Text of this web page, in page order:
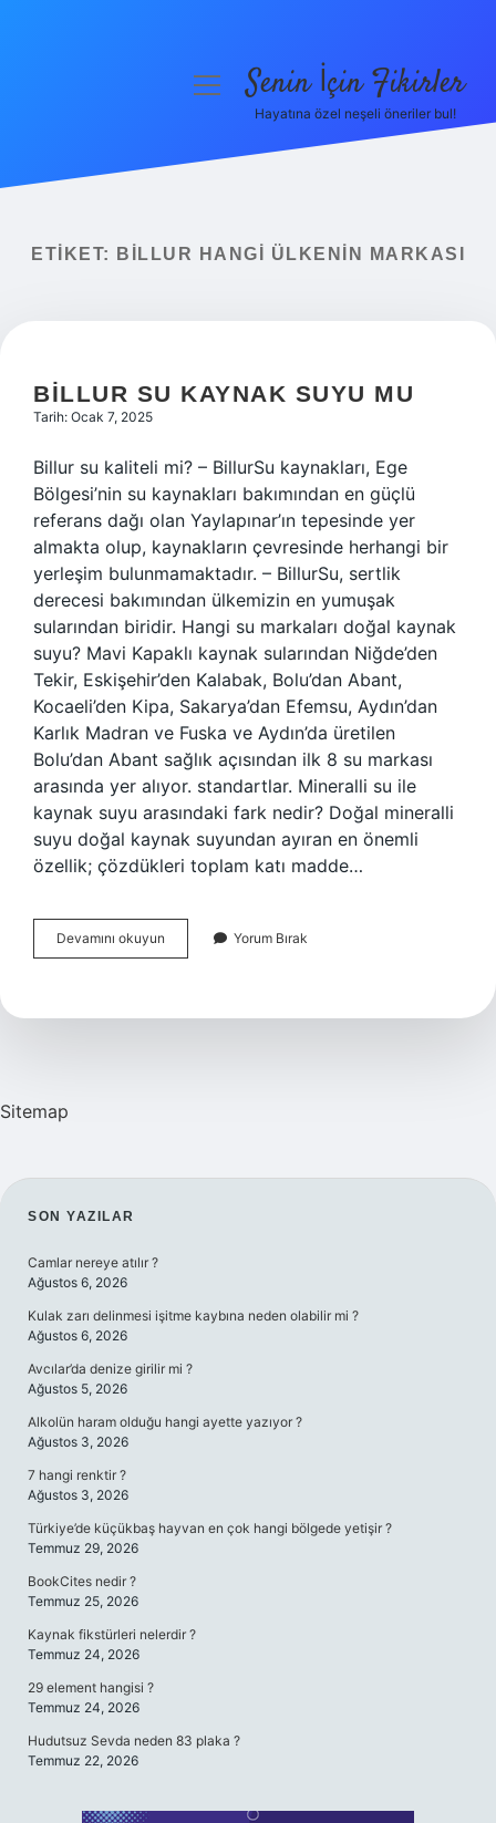
Yasal Uyarı
menüyüSenin İçin Fikirler
Hayatına özel neşeli öneriler bul!
ETIKET: BILLUR HANGI ÜLKENIN MARKASI
BILLUR SU KAYNAK SUYU MU
Tarih: Ocak 7, 2025
Billur su kaliteli mi? – BillurSu kaynakları, Ege
Bölgesi’nin su kaynakları bakımından en güçlü
referans dağı olan Yaylapınar’ın tepesinde yer
almakta olup, kaynakların çevresinde herhangi bir
yerleşim bulunmamaktadır. – BillurSu, sertlik
derecesi bakımından ülkemizin en yumuşak
sularından biridir. Hangi su markaları doğal kaynak
suyu? Mavi Kapaklı kaynak sularından Niğde’den
Tekir, Eskişehir’den Kalabak, Bolu’dan Abant,
Kocaeli’den Kipa, Sakarya’dan Efemsu, Aydın’dan
Karlık Madran ve Fuska ve Aydın’da üretilen
Bolu’dan Abant sağlık açısından ilk 8 su markası
arasında yer alıyor. standartlar. Mineralli su ile
kaynak suyu arasındaki fark nedir? Doğal mineralli
suyu doğal kaynak suyundan ayıran en önemli
özellik; çözdükleri toplam katı madde…
Devamını okuyun
Su
Mu
Yorum Bırak
Sitemap
SIDEBAR
SON YAZILAR
Camlar nereye atılır ?
Ağustos 6, 2026
Kulak zarı delinmesi işitme kaybına neden olabilir mi ?
Ağustos 6, 2026
Avcılar’da denize girilir mi ?
Ağustos 5, 2026
Alkolün haram olduğu hangi ayette yazıyor ?
Ağustos 3, 2026
7 hangi renktir ?
Ağustos 3, 2026
Türkiye’de küçükbaş hayvan en çok hangi bölgede yetişir ?
Temmuz 29, 2026
BookCites nedir ?
Temmuz 25, 2026
Kaynak fikstürleri nelerdir ?
Temmuz 24, 2026
29 element hangisi ?
Temmuz 24, 2026
Hudutsuz Sevda neden 83 plaka ?
Temmuz 22, 2026